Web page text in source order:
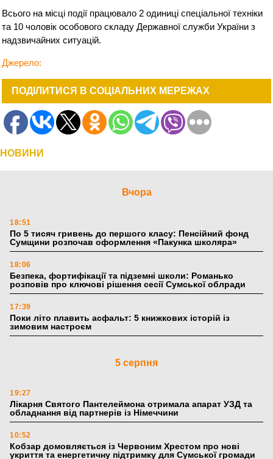
Всього на місці події працювало 2 одиниці спеціальної техніки
та 10 чоловік особового складу Державної служби України з
надзвичайних ситуацій.
Джерело:
ПОДІЛИТИСЯ В СОЦІАЛЬНИХ МЕРЕЖАХ
НОВИНИ
Вчора
18:51
По 5 тисяч гривень до першого класу: Пенсійний фонд
Сумщини розпочав оформлення «Пакунка школяра»
18:06
Безпека, фортифікації та підземні школи: Романько
розповів про ключові рішення сесії Сумської облради
17:39
Поки літо плавить асфальт: 5 книжкових історій із
зимовим настроєм
5 серпня
19:27
Лікарня Святого Пантелеймона отримала апарат УЗД та
обладнання від партнерів із Німеччини
10:52
Кобзар домовляється із Червоним Хрестом про нові
укриття та енергетичну підтримку для Сумської громади